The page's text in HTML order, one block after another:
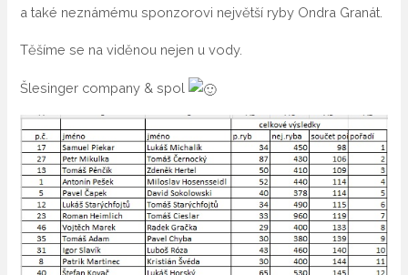
a také neznámému sponzorovi největší ryby Ondra Granát.
Těšíme se na viděnou nejen u vody.
Šlesinger company & spol